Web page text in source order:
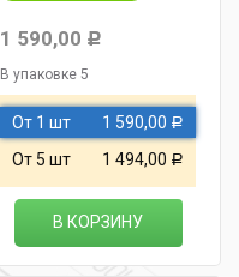
1 590,00 Р
В упаковке 5
От 1 шт 1 590,00 Р
От 5 шт 1 494,00 Р
В КОРЗИНУ